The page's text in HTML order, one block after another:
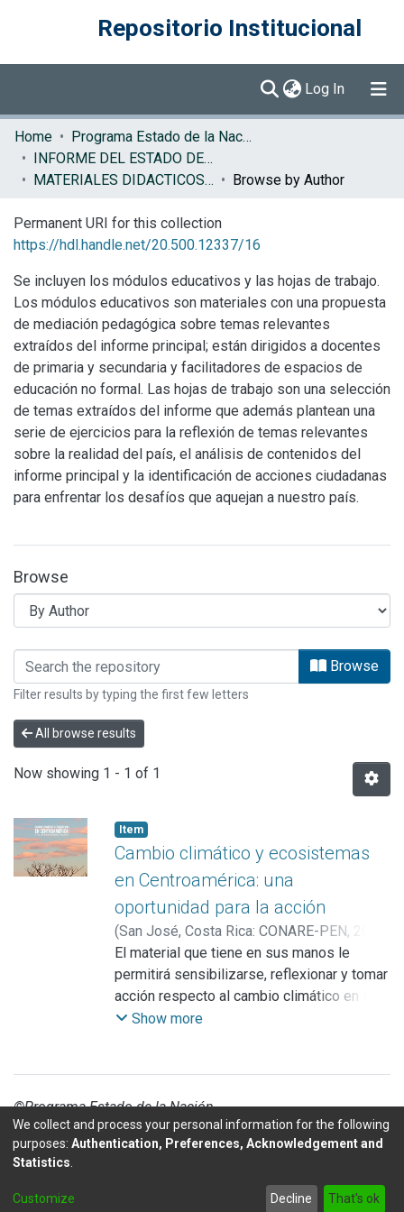
Repositorio Institucional
Log In (current)
Communities & Collections
Browse DSpace
Home
Programa Estado de la Nación (PEN)
INFORME DEL ESTADO DE LA REGION
MATERIALES DIDACTICOS ERCA
Browse by Author
Permanent URI for this collection
https://hdl.handle.net/20.500.12337/16
Se incluyen los módulos educativos y las hojas de trabajo.
Los módulos educativos son materiales con una propuesta
de mediación pedagógica sobre temas relevantes
extraídos del informe principal; están dirigidos a docentes
de primaria y secundaria y facilitadores de espacios de
educación no formal. Las hojas de trabajo son una selección
de temas extraídos del informe que además plantean una
serie de ejercicios para la reflexión de temas relevantes
sobre la realidad del país, el análisis de contenidos del
informe principal y la identificación de acciones ciudadanas
para enfrentar los desafíos que aquejan a nuestro país.
Browse
Browsing MATERIALES Browse
Filter results by typing the first few letters
All browse results
Now showing 1 - 1 of 1
Item
Cambio climático y ecosistemas
en Centroamérica: una
oportunidad para la acción
(San José, Costa Rica: CONARE-PEN, 2012
Carazo, Eva;Figueroa, Adriana;Pentzke,
Carlos
El material que tiene en sus manos le
permitirá sensibilizarse, reflexionar y tomar
acción respecto al cambio climático en la
región
ecosistemas y su vinculación con las
personas, para motivar acciones locales y
nacionales de mitigación de los efectos
y de adaptación, por parte de diversos
Show more
©Programa Estado de la Nación
DSpace software copyright © 2002-2026LYRASIS
We collect and process your personal information for the following
purposes: Authentication, Preferences, Acknowledgement and
Statistics
Customize Decline That's ok